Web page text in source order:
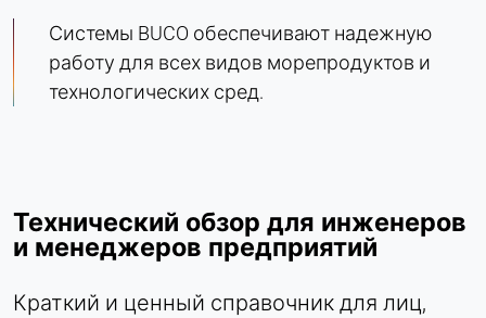
Системы BUCO обеспечивают надежную
работу для всех видов морепродуктов и
технологических сред.
Технический обзор для инженеров
и менеджеров предприятий
Краткий и ценный справочник для лиц,